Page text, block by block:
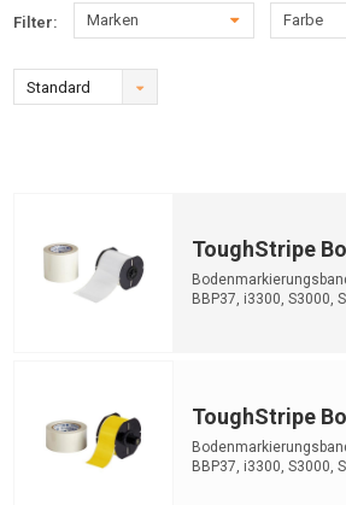
Filter: Marken Farbe
Standard
ToughStripe
BBP37, i3300, S3000,
ToughStripe
BBP37, i3300, S3000,